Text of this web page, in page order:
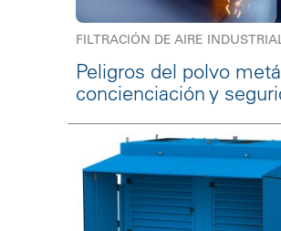
FILTRACIÓN DE AIRE
Peligros del polvo
concienciación y